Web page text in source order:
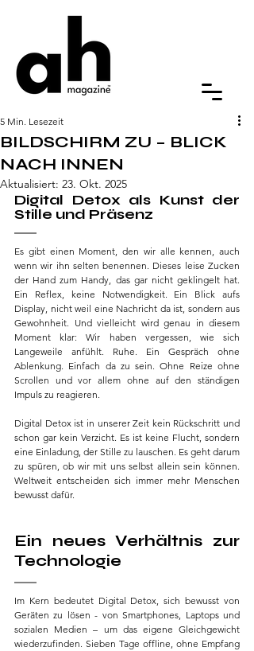
BILDSCHIRM ZU – BLICK
NACH INNEN
5 Min. Lesezeit
Aktualisiert: 23. Okt. 2025
Digital Detox als Kunst der
Stille und Präsenz
Es gibt einen Moment, den wir alle kennen, auch
wenn wir ihn selten benennen. Dieses leise Zucken
der Hand zum Handy, das gar nicht geklingelt hat.
Ein Reflex, keine Notwendigkeit. Ein Blick aufs
Display, nicht weil eine Nachricht da ist, sondern aus
Gewohnheit. Und vielleicht wird genau in diesem
Moment klar: Wir haben vergessen, wie sich
Langeweile anfühlt. Ruhe. Ein Gespräch ohne
Ablenkung. Einfach da zu sein. Ohne Reize ohne
Scrollen und vor allem ohne auf den ständigen
Impuls zu reagieren.
Digital Detox ist in unserer Zeit kein Rückschritt und
schon gar kein Verzicht. Es ist keine Flucht, sondern
eine Einladung, der Stille zu lauschen. Es geht darum
zu spüren, ob wir mit uns selbst allein sein können.
Weltweit entscheiden sich immer mehr Menschen
bewusst dafür.
Ein neues Verhältnis zur
Technologie
Im Kern bedeutet Digital Detox, sich bewusst von
Geräten zu lösen - von Smartphones, Laptops und
sozialen Medien – um das eigene Gleichgewicht
wiederzufinden. Sieben Tage offline, ohne Empfang